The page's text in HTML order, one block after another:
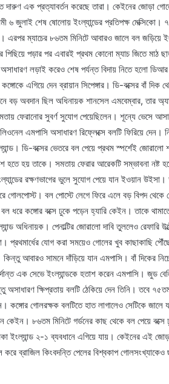
দারুণ এক প্রত্যাবর্তন করেছে তারা। কেইনের জোড়া
৬ জুলাই শেষ ষোলোয় ইংল্যান্ডের প্রতিপক্ষ মেক্সিকো।
এরপর ম্যাচের ৮৬তম মিনিটে আবারও জালে বল জড়িয়ে
পড়ার পর এবারই প্রথম কোনো ম্যাচ জিতে মাঠ
লড়াই করেও শেষ পর্যন্ত বিদায় নিতে হলো
এগিয়ে দেন ব্রায়ান সিপেঙ্গার। ডি-বক্সের বাঁ দিক
বড় অবদান ছিল অধিনায়ক শানসেল এমবেম্বার, তার
ফেরানোর সুবর্ণ সুযোগ পেয়েছিলেন। শূন্যে ভেসে
এমপাসি অসাধারণ রিফ্লেক্সে বলটি ফিরিয়ে দেন।
ডি-বক্সের ভেতরে বল পেয়ে প্রথম স্পর্শেই জোরালো
হতে হয় তাকে। সমতায় ফেরার আরেকটি সম্ভাবনা নষ্ট
রক্ষণভাগের ভুলে সুযোগ পেয়ে যান ইওয়ান
গোলপোস্ট। বল পোস্টে লেগে ফিরে এলে বড় বিপদ থেকে
ধরে কঙ্গোর বক্সে ঢুকে পড়েন হ্যারি কেইন। তাকে
অধিনায়ক। পেনাল্টির জোরালো দাবি তুললেও রেফারি
প্রথমার্ধের যোগ করা সময়েও গোলের খুব কাছাকাছি
আবারও সামনে দাঁড়িয়ে যান এমপাসি। বাঁ দিকের
এক সেভে ইংল্যান্ডকে হতাশ করেন এমপাসি। জুড
অসাধারণ ক্ষিপ্রতায় বলটি ঠেকিয়ে দেন তিনি। তবে
গোলরক্ষক বলটিতে হাত লাগালেও সেটিকে জালে
৮৬তম মিনিটে গর্ডনের কাছ থেকে বল পেয়ে বক্সে
ইংল্যান্ড ২-১ ব্যবধানে এগিয়ে যায়। কেইনের এই
ব্রাজিল কিংবদন্তি পেলের বিশ্বকাপ গোলসংখ্যাকেও